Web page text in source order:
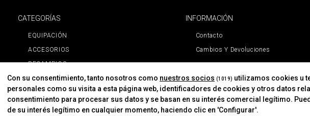
CATEGORÍAS
EQUIPACIÓN
ACCESORIOS
RECAMBIOS
PROMOCIONES
NOVEDADES
MARCAS
INFORMACIÓN
Contacto
Cambios Y Devoluciones
Con su consentimiento, tanto nosotros como nuestros socios (1019) utilizamos cookies u
personales como su visita a esta página web, identificadores de cookies y otros datos
consentimiento para procesar sus datos y se basan en su interés comercial legítimo.
de su interés legítimo en cualquier momento, haciendo clic en 'Configurar'.